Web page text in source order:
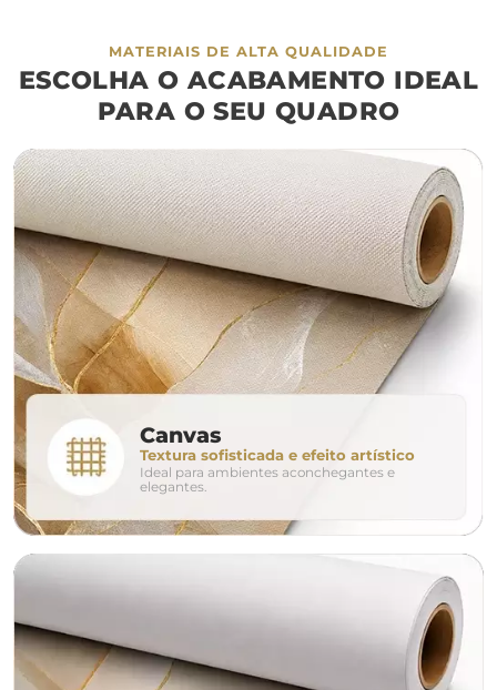
móvel de referência
sofá cama
largura aproximada
160cm 200cm
280cm 320cm
conjunto
avulso duo
o tamanho ideal para o seu ambiente é
MATERIAIS DE ALTA QUALIDADE
ESCOLHA O ACABAMENTO IDEAL
PARA O SEU QUADRO
Canvas
Textura sofisticada e efeito artístico
Ideal para ambientes aconchegantes e
elegantes.